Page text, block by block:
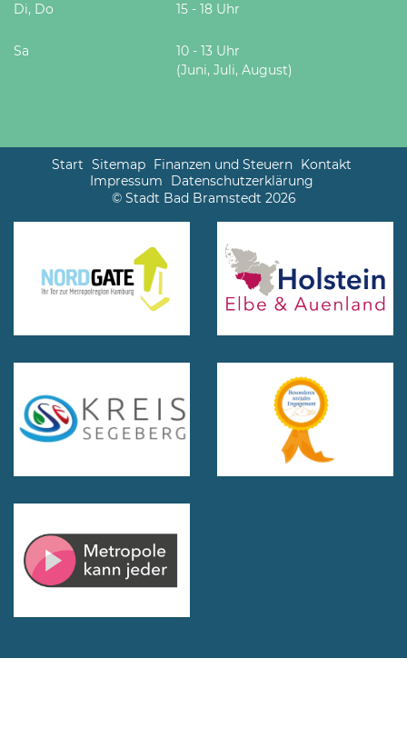
Di, Do 15 - 18 Uhr
Sa
10 - 13 Uhr
(Juni, Juli, August)
Start Sitemap Finanzen und Steuern Kontakt
Impressum
Datenschutzerklärung
© Stadt Bad Bramstedt 2026